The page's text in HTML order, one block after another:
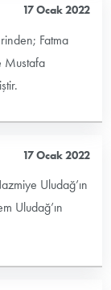
17 Ocak 2022
Fatma
Mustafa
17 Ocak 2022
Uludağ’ın
Uludağ’ın